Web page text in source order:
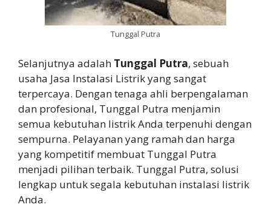
Tunggal Putra
Selanjutnya adalah Tunggal Putra, sebuah
usaha Jasa Instalasi Listrik yang sangat
terpercaya. Dengan tenaga ahli berpengalaman
dan profesional, Tunggal Putra menjamin
semua kebutuhan listrik Anda terpenuhi dengan
sempurna. Pelayanan yang ramah dan harga
yang kompetitif membuat Tunggal Putra
menjadi pilihan terbaik. Tunggal Putra, solusi
lengkap untuk segala kebutuhan instalasi listrik
Anda.